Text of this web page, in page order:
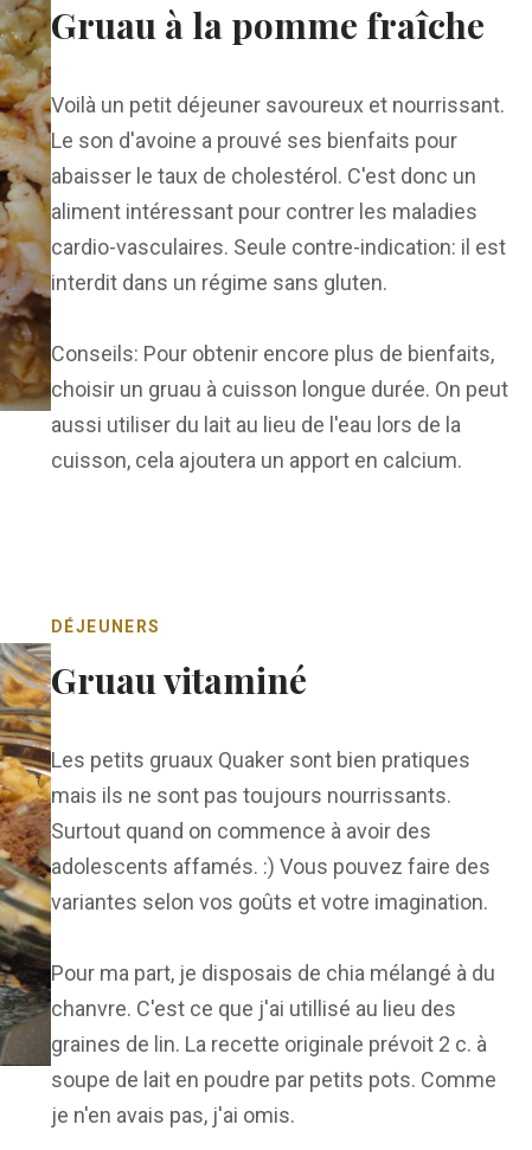
Gruau à la pomme fraîche
Voilà un petit déjeuner savoureux et nourrissant.
Le son d'avoine a prouvé ses bienfaits pour
abaisser le taux de cholestérol. C'est donc un
aliment intéressant pour contrer les maladies
cardio-vasculaires. Seule contre-indication: il est
interdit dans un régime sans gluten.
Conseils: Pour obtenir encore plus de bienfaits,
choisir un gruau à cuisson longue durée. On peut
aussi utiliser du lait au lieu de l'eau lors de la
cuisson, cela ajoutera un apport en calcium.
DÉJEUNERS
Gruau vitaminé
Les petits gruaux Quaker sont bien pratiques
mais ils ne sont pas toujours nourrissants.
Surtout quand on commence à avoir des
adolescents affamés. :) Vous pouvez faire des
variantes selon vos goûts et votre imagination.
Pour ma part, je disposais de chia mélangé à du
chanvre. C'est ce que j'ai utillisé au lieu des
graines de lin. La recette originale prévoit 2 c. à
soupe de lait en poudre par petits pots. Comme
je n'en avais pas, j'ai omis.